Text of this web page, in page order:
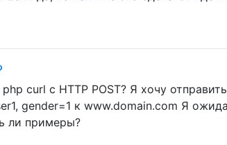
curl с HTTP POST? Я хочу отправить
gender=1 к www.domain.com Я
ли примеры?